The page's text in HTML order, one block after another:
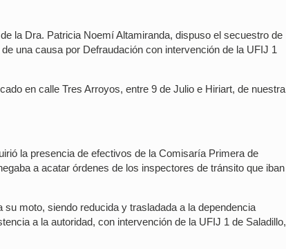
la Dra. Patricia Noemí Altamiranda, dispuso el secuestro de
una causa por Defraudación con intervención de la UFIJ 1
en calle Tres Arroyos, entre 9 de Julio e Hiriart, de nuestra
la presencia de efectivos de la Comisaría Primera de
a acatar órdenes de los inspectores de tránsito que iban
moto, siendo reducida y trasladada a la dependencia
a la autoridad, con intervención de la UFIJ 1 de Saladillo,